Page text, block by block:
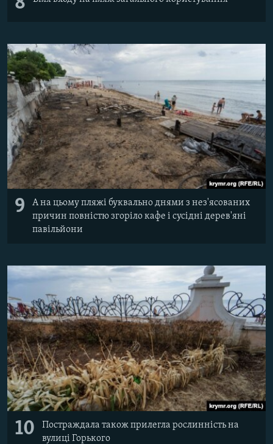
9
А на цьому пляжі буквально днями з нез'ясованих
причин повністю згоріло кафе і сусідні дерев'яні
павільйони
10
Постраждала також прилегла рослинність на
вулиці Горького